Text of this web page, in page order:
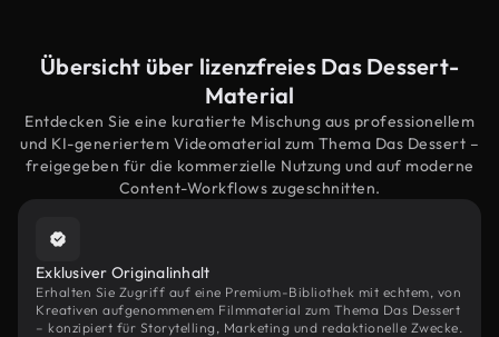
Übersicht über lizenzfreies Das Dessert-
Material
Entdecken Sie eine kuratierte Mischung aus professionellem
und KI-generiertem Videomaterial zum Thema Das Dessert –
freigegeben für die kommerzielle Nutzung und auf moderne
Content-Workflows zugeschnitten.
Exklusiver Originalinhalt
Erhalten Sie Zugriff auf eine Premium-Bibliothek mit echtem, von
Kreativen aufgenommenem Filmmaterial zum Thema Das Dessert
– konzipiert für Storytelling, Marketing und redaktionelle Zwecke.